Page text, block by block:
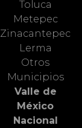
Toluca
Metepec
Zinacantepec
Lerma
Otros
Municipios
Valle de
México
Nacional